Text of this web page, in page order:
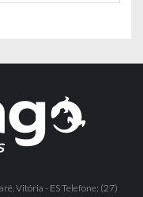
Vitória - ES Telefone: (27)